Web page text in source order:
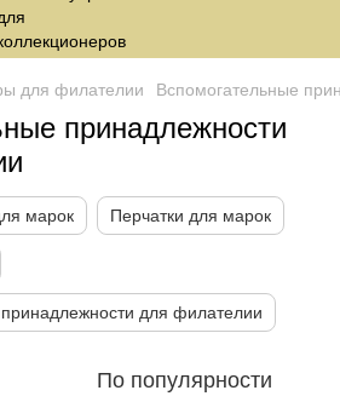
для филателии Вспомогательные
принадлежности
марок Перчатки для марок
для филателии
По популярности